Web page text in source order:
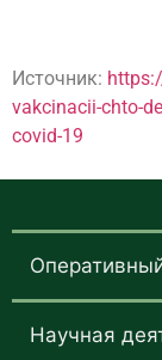
Источник:
vakcinacii-chto-
covid-19
Научная